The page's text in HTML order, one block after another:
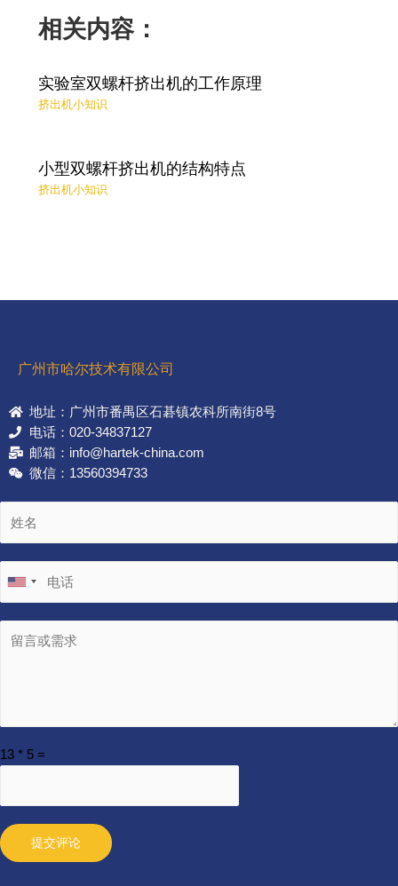
相关内容：
实验室双螺杆挤出机的工作原理
挤出机小知识
小型双螺杆挤出机的结构特点
挤出机小知识
广州市哈尔技术有限公司
地址：广州市番禺区石碁镇农科所南街8号
电话：020-34837127
邮箱：info@hartek-china.com
微信：13560394733
13 * 5 =
提交评论